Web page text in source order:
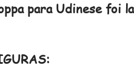
para Udinese foi